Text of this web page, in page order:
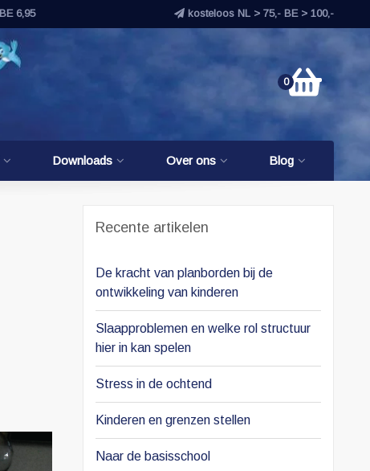
6,95 kosteloos NL > 75,- BE > 100,-
0
Downloads Over ons Blog
Recente artikelen
De kracht van planborden bij de
ontwikkeling van kinderen
Slaapproblemen en welke rol structuur
hier in kan spelen
Stress in de ochtend
Kinderen en grenzen stellen
Naar de basisschool